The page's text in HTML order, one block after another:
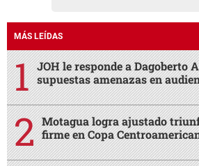
MÁS LEÍDAS
JOH le responde a Dagoberto
supuestas amenazas en
Motagua logra ajustado
firme en Copa